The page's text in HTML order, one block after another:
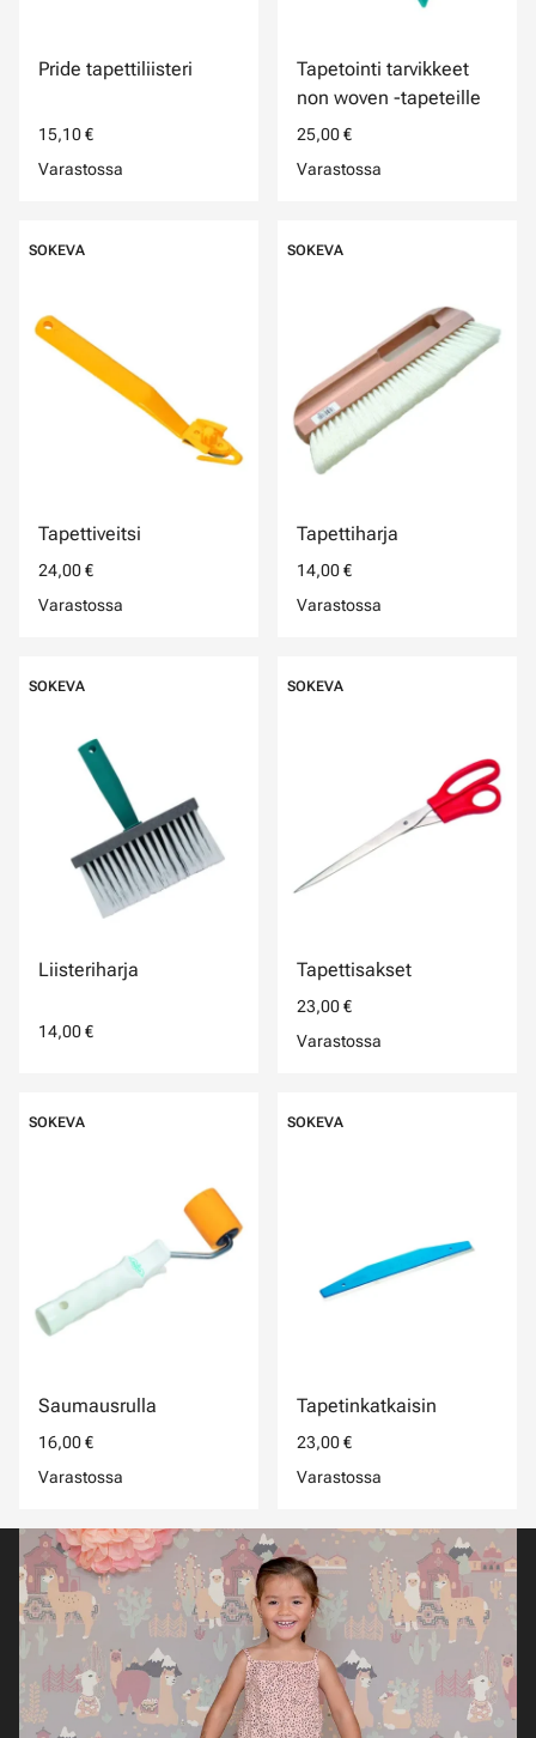
Pride tapettiliisteri
15,10 €
Varastossa
Tapetointi tarvikkeet
non woven -tapeteille
25,00 €
Varastossa
SOKEVA
Tapettiveitsi
24,00 €
Varastossa
SOKEVA
Tapettiharja
14,00 €
Varastossa
SOKEVA
Liisteriharja
14,00 €
SOKEVA
Tapettisakset
23,00 €
Varastossa
SOKEVA
Saumausrulla
16,00 €
Varastossa
SOKEVA
Tapetinkatkaisin
23,00 €
Varastossa